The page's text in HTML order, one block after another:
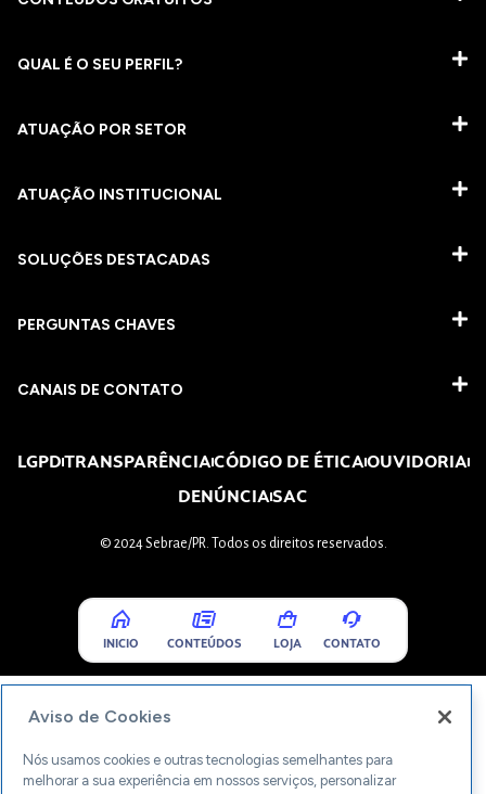
QUAL É O SEU PERFIL?
ATUAÇÃO POR SETOR
ATUAÇÃO INSTITUCIONAL
SOLUÇÕES DESTACADAS
PERGUNTAS CHAVES​
CANAIS DE CONTATO
LGPDTRANSPARÊNCIACÓDIGO DE ÉTICAOUVIDORIA
DENÚNCIASAC
© 2024 Sebrae/PR. Todos os direitos reservados.
INICIO CONTEÚDOS LOJA CONTATO
Aviso de Cookies
Nós usamos cookies e outras tecnologias semelhantes para
melhorar a sua experiência em nossos serviços, personalizar